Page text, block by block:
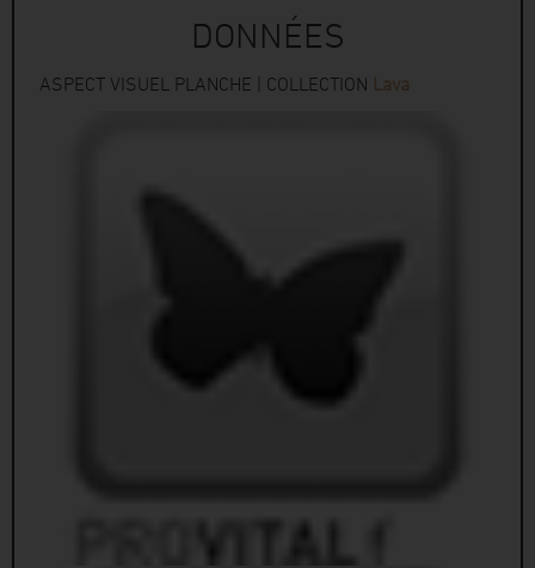
DONNÉES
ASPECT VISUEL PLANCHE | COLLECTION Lava